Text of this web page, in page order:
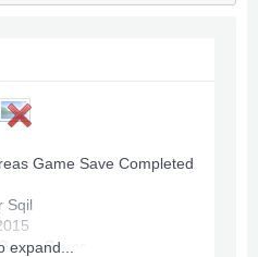
Game Save Completed
Sqil
Saves
expand...